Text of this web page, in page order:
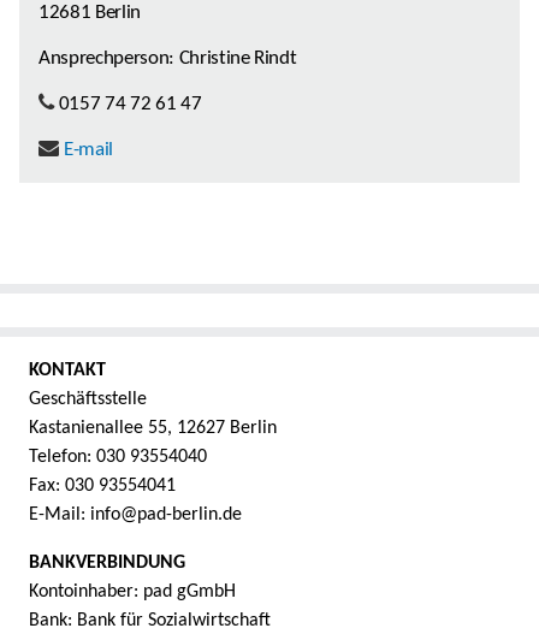
12681 Berlin
Ansprechperson: Christine Rindt
0157 74 72 61 47
E-mail
KONTAKT
Geschäftsstelle
Kastanienallee 55, 12627 Berlin
Telefon: 030 93554040
Fax: 030 93554041
E-Mail: info@pad-berlin.de
BANKVERBINDUNG
Kontoinhaber: pad gGmbH
Bank: Bank für Sozialwirtschaft